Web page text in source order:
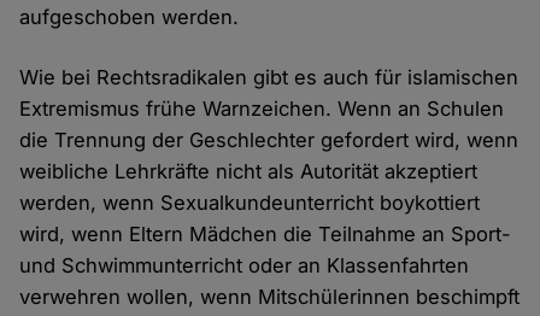
aufgeschoben werden.
Wie bei Rechtsradikalen gibt es auch für islamischen
Extremismus frühe Warnzeichen. Wenn an Schulen
die Trennung der Geschlechter gefordert wird, wenn
weibliche Lehrkräfte nicht als Autorität akzeptiert
werden, wenn Sexualkundeunterricht boykottiert
wird, wenn Eltern Mädchen die Teilnahme an Sport-
und Schwimmunterricht oder an Klassenfahrten
verwehren wollen, wenn Mitschülerinnen beschimpft